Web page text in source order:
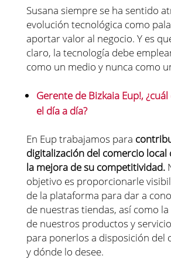
Susana siempre se ha sentido
evolución tecnológica como
aportar valor al negocio. Y es
claro, la tecnología debe
como un medio y nunca como
Gerente de Bizkaia Eup!,
el día a día?
En Eup trabajamos para
digitalización del comercio local
la mejora de su competitividad.
objetivo es proporcionarle
de la plataforma para dar a
de nuestras tiendas, así como
de nuestros productos y
para ponerlos a disposición del
y dónde lo desee.